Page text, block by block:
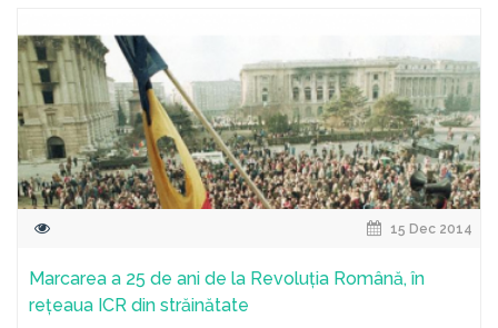
15 Dec 2014
Marcarea a 25 de ani de la Revoluția Română, în
rețeaua ICR din străinătate